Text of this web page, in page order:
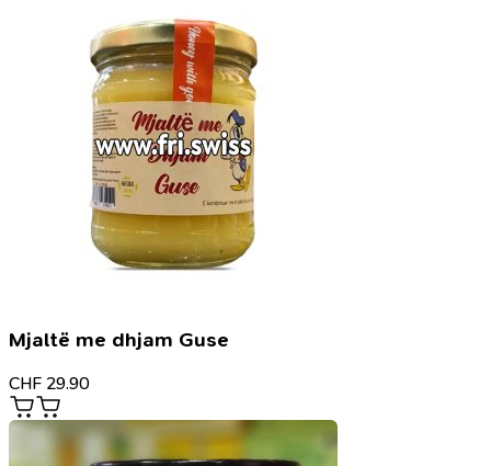
Mjaltë me dhjam Guse
CHF 29.90